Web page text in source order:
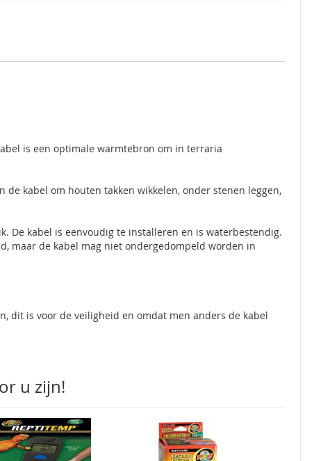
is een optimale warmtebron om in terraria
kabel om houten takken wikkelen, onder stenen leggen,
De kabel is eenvoudig te installeren en is waterbestendig.
maar de kabel mag niet ondergedompeld worden in
dit is voor de veiligheid en omdat men anders de kabel
u zijn!